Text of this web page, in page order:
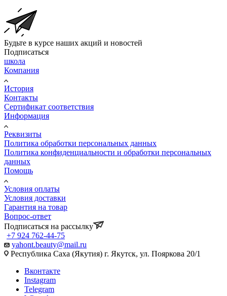
Будьте в курсе наших акций и новостей
Подписаться
школа
Компания
История
Контакты
Сертификат соответствия
Информация
Реквизиты
Политика обработки персональных данных
Политика конфиденциальности и обработки персональных
данных
Помощь
Условия оплаты
Условия доставки
Гарантия на товар
Вопрос-ответ
Подписаться на рассылку
+7 924 762-44-75
yahont.beauty@mail.ru
Республика Саха (Якутия) г. Якутск, ул. Пояркова 20/1
Вконтакте
Instagram
Telegram